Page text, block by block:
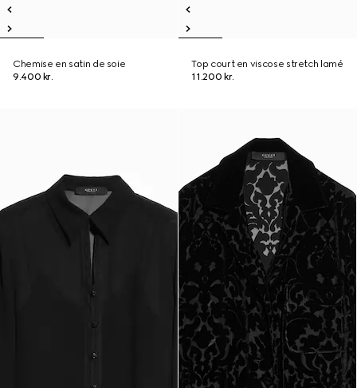
Chemise en satin de soie
9.400 kr.
Top court en viscose stretch lamé
11.200 kr.